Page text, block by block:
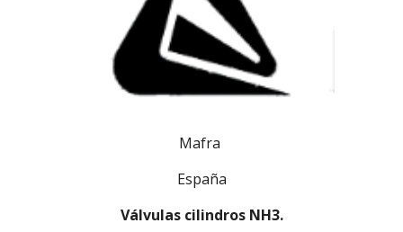
Mafra
España
Válvulas cilindros NH3.